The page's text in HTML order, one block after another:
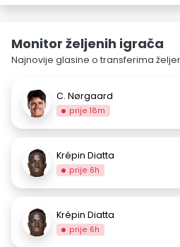
Monitor željenih igrača
Najnovije glasine o transferima
C. Nørgaard
prije 18m
Krépin Diatta
prije 6h
Krépin Diatta
prije 6h